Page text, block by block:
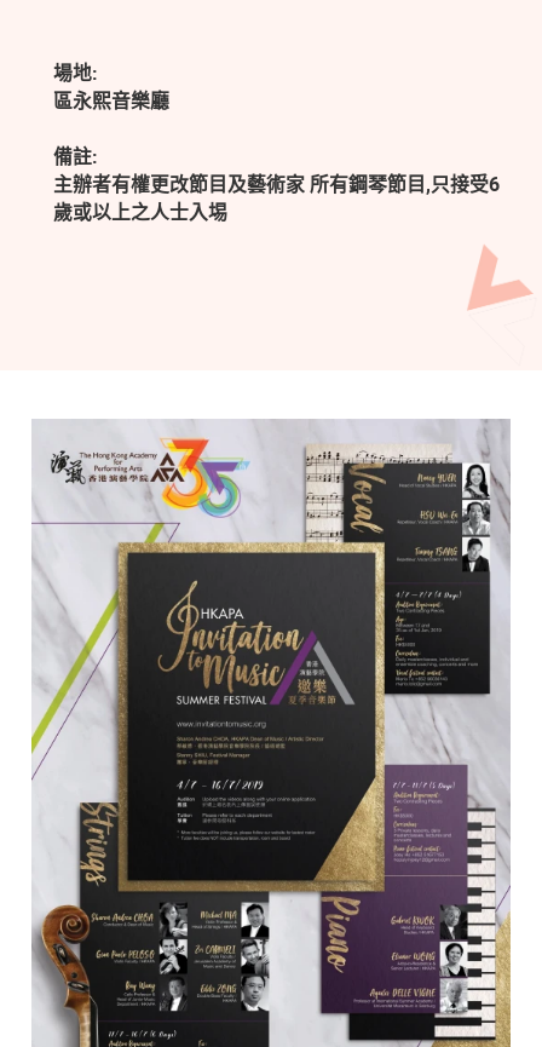
場地:
區永熙音樂廳
備註:
主辦者有權更改節目及藝術家 所有鋼琴節目,只接受6
歲或以上之人士入埸